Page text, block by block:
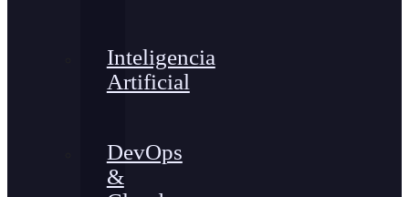
Inteligencia
Artificial
DevOps
&